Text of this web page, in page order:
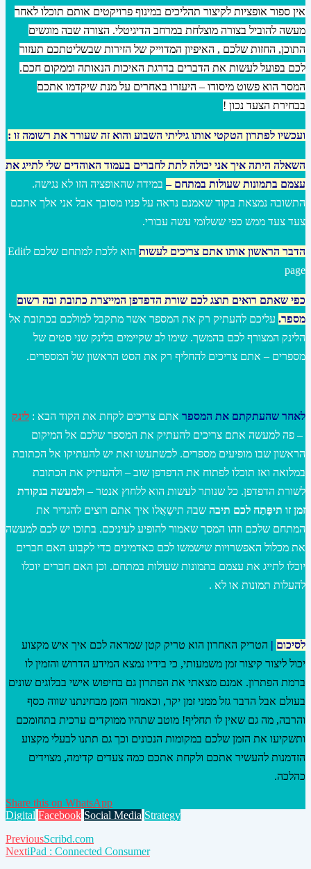
אין ספור אופציות לקיצור תהליכים במינוף פרויקטים אותם תוכלו לאחר
מעשה להוביל בצורה מוצלחת במרחב הדיגיטלי. הצורה שבה מוגשים
התוכן, החזות שלכם , האיפיון המדוייק של הזירות שבשליטתכם תעזור
לכם בפועל לעשות את הדברים בדרגת האיכות הנאותה וממקום חכם.
המסר הוא פשוט מיסודו – היעזרו באחרים על מנת שיקדמו אתכם
בבחירת הצעד נכון !
ועכשיו לפתרון הטקטי אותו גיליתי השבוע והוא זה שעורר את רשומה זו :
השאלה היתה איך אני יכולה לתת לחברים בעמוד האוהדים שלי לתייג את
עצמם בתמונות שעולות במתחם – במידה שהאופציה הזו לא נגישה.
התשובה נמצאת בקוד שאמנם נראה על פניו מסובך אבל אני אלך אתכם
צעד צעד ממש כפי ששלומי עשה עבורי.
הדבר הראשון אותו אתם צריכים לעשות
הוא ללכת למתחם שלכם לEdit
page
כפי שאתם רואים תוצג לכם שורת הדפדפן המייצרת כתובת ובה רשום
מספר. עליכם להעתיק רק את המספר אשר מתקבל למולכם בכתובת אל
הלינק המצורף לכם בהמשך. שימו לב שקיימים בלינק שני סטים של
מספרים – אתם צריכים להחליף רק את הסט הראשון של המספרים.
לאחר שהעתקתם את המספר אתם צריכים לקחת את הקוד הבא : לינק
– פה למעשה אתם צריכים להעתיק את המספר שלכם אל המיקום
הראשון שבו מופיעים מספרים. לכשתעשו זאת יש להעתיקו אל הכתובת
במלואה ואז תוכלו לפתוח את הדפדפן שוב – ולהעתיק את הכתובת
לשורת הדפדפן. כל שנותר לעשות הוא ללחוץ אנטר – ולמעשה בנקודת
זמן זו תיפָּתַח לכם תיבה שבה תישָאֲלו איך אתם רוצים להגדיר את
המתחם שלכם וזהו המסך שאמור להופיע לעיניכם. בתוכו יש לכם למעשה
את מכלול האפשרויות שישמשו לכם כאדמינים כדי לקבוע האם חברים
יוכלו לתייג את עצמם בתמונות שעולות במתחם. וכן האם חברים יוכלו
להעלות תמונות או לא .
לסיכום | הטריק האחרון הוא טריק קטן שמראה לכם איך איש מקצוע
יכול ליצור קיצור זמן משמעותי, כי בידיו נמצא המידע הדרוש והזמין לו
ברמת הפתרון. אמנם מצאתי את הפתרון גם בחיפוש אישי בבלוגים שונים
בעולם אבל הדבר גזל ממני זמן יקר, וכאמור הזמן מבחינתנו שווה כסף
והרבה, מה גם שאין לו תחליף! מוטב שתהיו ממוקדים ערכית בתחומכם
ותשקיעו את הזמן שלכם במקומות הנכונים וכך גם תתנו לבעלי מקצוע
הזדמנות להעשיר אתכם ולקחת אתכם כמה צעדים קדימה, מצוידים
כהלכה.
Share this on WhatsApp
Digital Facebook Social Media Strategy
Post
navigation
PreviousScribd.com
NextiPad : Connected Consumer